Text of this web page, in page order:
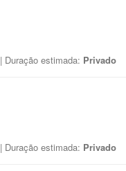
| Duração estimada: Privado
| Duração estimada: Privado